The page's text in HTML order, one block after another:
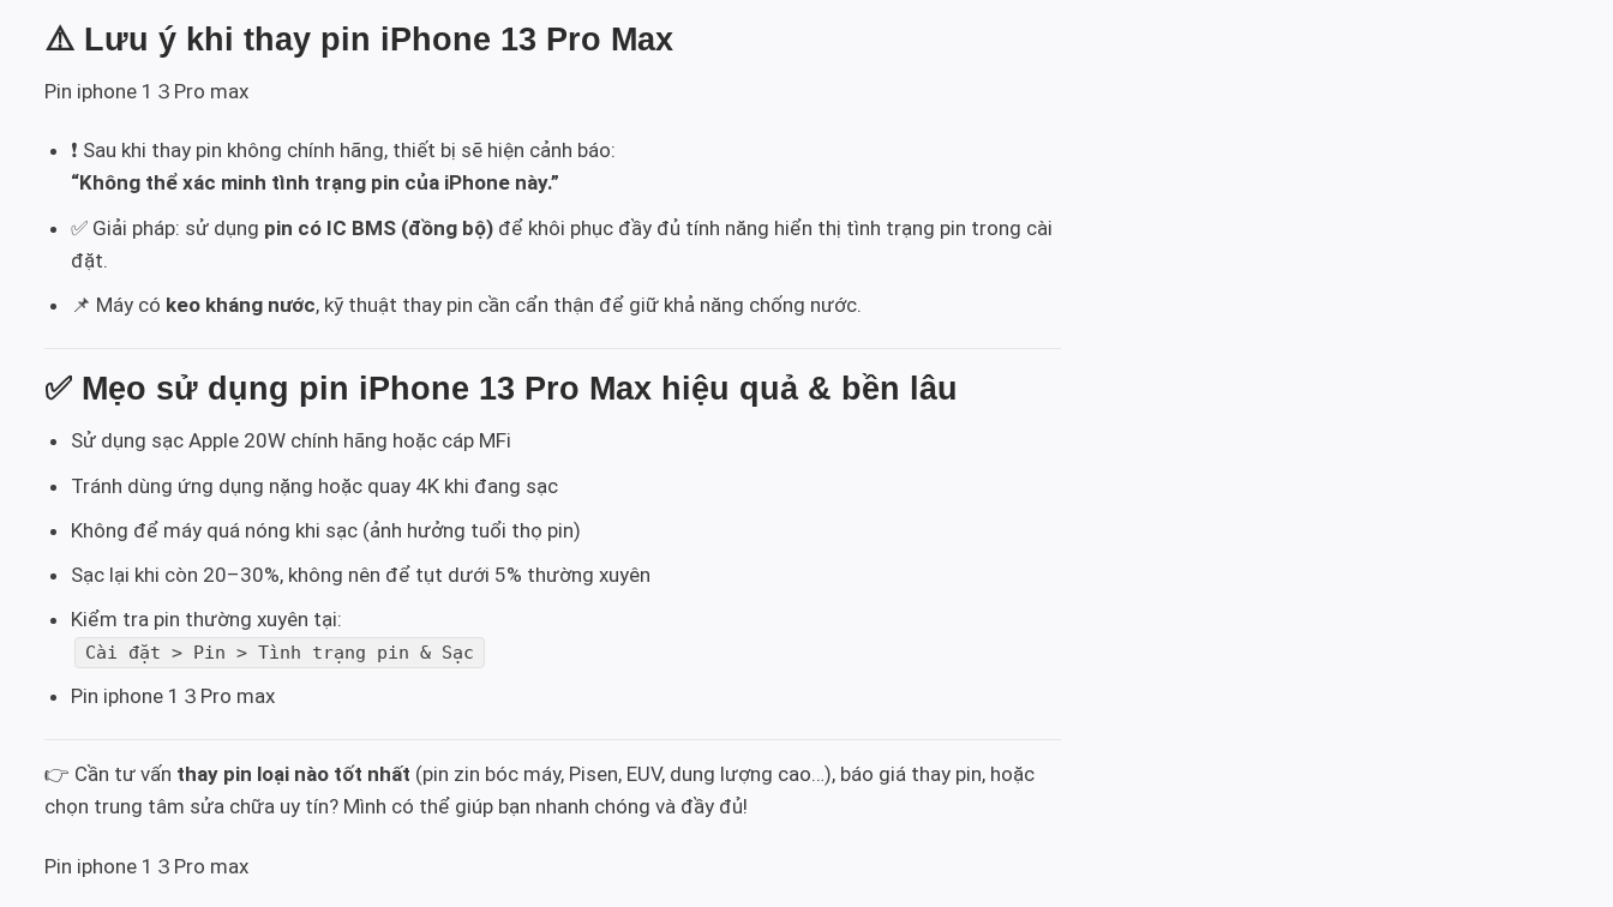
⚠️ Lưu ý khi thay pin iPhone 13 Pro Max
Pin iphone 1３Pro max
❗ Sau khi thay pin không chính hãng, thiết bị sẽ hiện cảnh báo:
“Không thể xác minh tình trạng pin của iPhone này.”
✅ Giải pháp: sử dụng pin có IC BMS (đồng bộ) để khôi phục đầy đủ tính năng hiển thị tình trạng pin trong cài
đặt.
📌 Máy có keo kháng nước, kỹ thuật thay pin cần cẩn thận để giữ khả năng chống nước.
✅ Mẹo sử dụng pin iPhone 13 Pro Max hiệu quả & bền lâu
Sử dụng sạc Apple 20W chính hãng hoặc cáp MFi
Tránh dùng ứng dụng nặng hoặc quay 4K khi đang sạc
Không để máy quá nóng khi sạc (ảnh hưởng tuổi thọ pin)
Sạc lại khi còn 20–30%, không nên để tụt dưới 5% thường xuyên
Kiểm tra pin thường xuyên tại:
Cài đặt > Pin > Tình trạng pin & Sạc
Pin iphone 1３Pro max
👉 Cần tư vấn thay pin loại nào tốt nhất (pin zin bóc máy, Pisen, EUV, dung lượng cao…), báo giá thay pin, hoặc
chọn trung tâm sửa chữa uy tín? Mình có thể giúp bạn nhanh chóng và đầy đủ!
Pin iphone 1３Pro max